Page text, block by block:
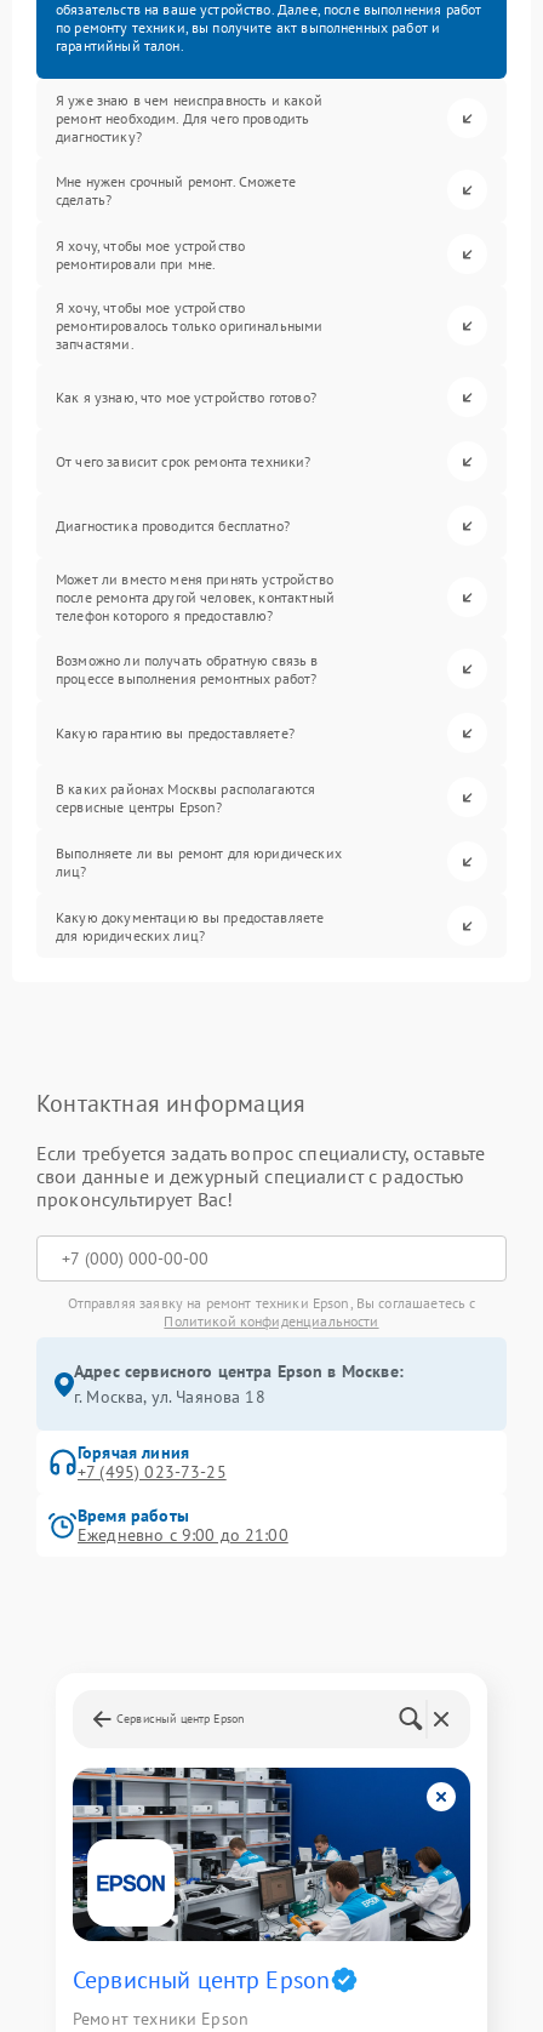
обязательств на ваше устройство. Далее, после выполнения работ
по ремонту техники, вы получите акт выполненных работ и
гарантийный талон.
Я уже знаю в чем неисправность и какой
ремонт необходим. Для чего проводить
диагностику?
Мне нужен срочный ремонт. Сможете
сделать?
Я хочу, чтобы мое устройство
ремонтировали при мне.
Я хочу, чтобы мое устройство
ремонтировалось только оригинальными
запчастями.
Как я узнаю, что мое устройство готово?
От чего зависит срок ремонта техники?
Диагностика проводится бесплатно?
Может ли вместо меня принять устройство
после ремонта другой человек, контактный
телефон которого я предоставлю?
Возможно ли получать обратную связь в
процессе выполнения ремонтных работ?
Какую гарантию вы предоставляете?
В каких районах Москвы располагаются
сервисные центры Epson?
Выполняете ли вы ремонт для юридических
лиц?
Какую документацию вы предоставляете
для юридических лиц?
Контактная информация
Если требуется задать вопрос специалисту, оставьте
свои данные и дежурный специалист с радостью
проконсультирует Вас!
Отправляя заявку на ремонт техники Epson, Вы соглашаетесь с
Политикой конфиденциальности
Адрес сервисного центра Epson в Москве:
г. Москва, ул. Чаянова 18
Горячая линия
+7 (495) 023-73-25
Время работы
Ежедневно с 9:00 до 21:00
Сервисный центр Epson
Сервисный центр Epson
Ремонт техники Epson